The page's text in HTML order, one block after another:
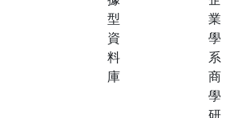
型
資
料
庫
業
學
系
商
學
研